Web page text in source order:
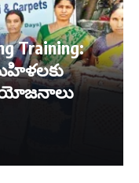
Training: